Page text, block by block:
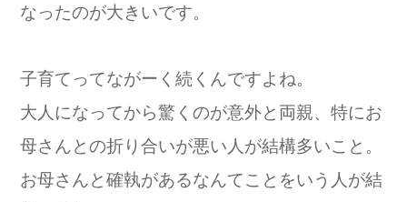
なったのが大きいです。
子育てってながーく続くんですよね。
大人になってから驚くのが意外と両親、特にお
母さんとの折り合いが悪い人が結構多いこと。
お母さんと確執があるなんてことをいう人が結